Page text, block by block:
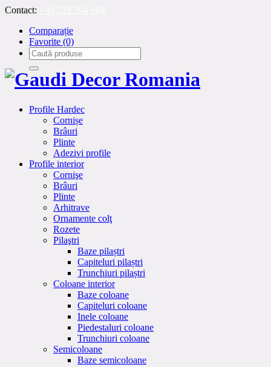
Contact:
Comparație
Favorite (0)
Profile Hardec
Cornișe
Brâuri
Plinte
Adezivi profile
Profile interior
Cornişe
Brâuri
Plinte
Arhitrave
Ornamente colţ
Rozete
Pilaştri
Baze pilaștri
Capiteluri pilaștri
Trunchiuri pilaștri
Coloane interior
Baze coloane
Capiteluri coloane
Inele coloane
Piedestaluri coloane
Trunchiuri coloane
Semicoloane
Baze semicoloane